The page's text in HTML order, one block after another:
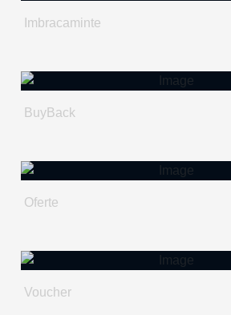
Imbracaminte
BuyBack
Oferte
Voucher